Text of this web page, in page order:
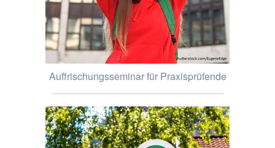
Auffrischungsseminar für Praxisprüfende